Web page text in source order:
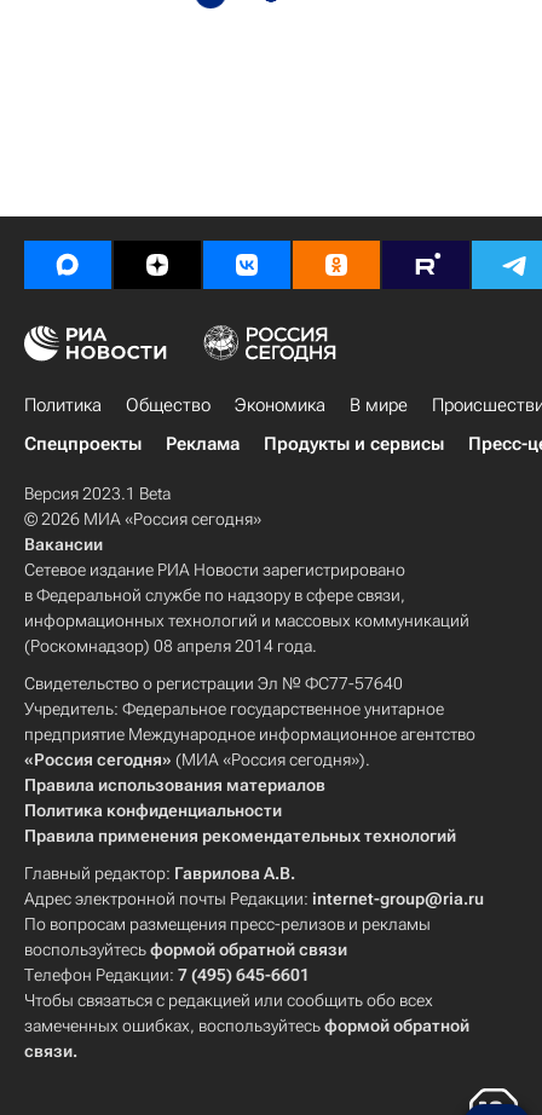
Политика Общество Экономика В мире
Спецпроекты
Реклама Продукты и сервисы Пресс-
Версия 2023.1 Beta
© 2026 МИА «Россия сегодня»
Вакансии
Сетевое издание РИА Новости зарегистрировано
в Федеральной службе по надзору в сфере связи,
информационных технологий и массовых коммуникаций
(Роскомнадзор) 08 апреля 2014 года.
Свидетельство о регистрации Эл № ФС77-57640
Учредитель: Федеральное государственное унитарное
предприятие Международное информационное агентство
«Россия сегодня» (МИА «Россия сегодня»).
Правила использования материалов
Политика конфиденциальности
Правила применения рекомендательных технологий
Главный редактор: Гаврилова А.В.
Адрес электронной почты Редакции: internet-group@ria.ru
По вопросам размещения пресс-релизов и рекламы
воспользуйтесьформой обратной связи
Телефон Редакции: 7 (495) 645-6601
Чтобы связаться с редакцией или сообщить обо всех
замеченных ошибках, воспользуйтесьформой обратной
связи.